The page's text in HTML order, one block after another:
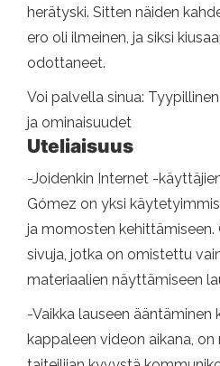
herätyski. Sitten näiden
ero oli ilmeinen, ja siksi
odottaneet.
Voi palvella sinua:
ja ominaisuudet
Uteliaisuus
-Joidenkin Internet -
Gómez on yksi
ja momosten kehittämiseen.
sivuja, jotka on omistettu
materiaalien näyttämiseen
-Vaikka lauseen ääntäminen
kappaleen videon aikana,